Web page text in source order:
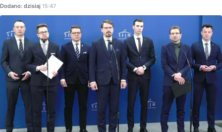
Dodano: dzisiaj 15:47